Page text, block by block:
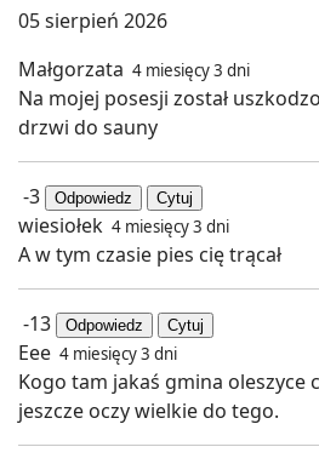
05 sierpień 2026
Małgorzata 4 miesięcy 3 dni
Na mojej posesji został
drzwi do sauny
-3 Odpowiedz Cytuj
wiesiołek 4 miesięcy 3 dni
A w tym czasie pies cię trącał
-13 Odpowiedz Cytuj
Eee 4 miesięcy 3 dni
Kogo tam jakaś gmina oleszyce
jeszcze oczy wielkie do tego.